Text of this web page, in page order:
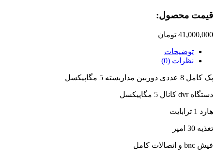
لایت
رنگی
قیمت محصول:​
41,000,000 تومان
توضیحات
نظرات (0)
پک کامل 8 عددی دوربین مداربسته 5 مگاپیکسل
دستگاه dvr کانال 5 مگاپیکسل
هارد 1 ترابایت
تغذیه 30 امپر
فیش bnc و اتصالات کامل